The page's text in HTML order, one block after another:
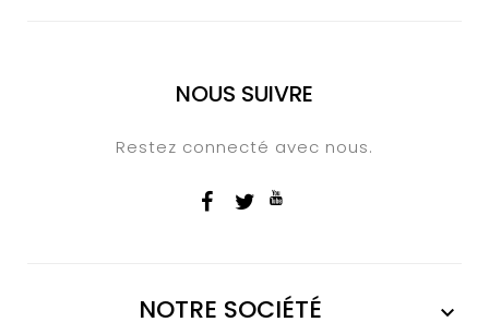
NOUS SUIVRE
Restez connecté avec nous.
NOTRE SOCIÉTÉ 